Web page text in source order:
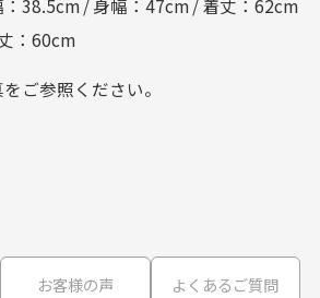
：38.5cm / 身幅：47cm / 着丈：62cm
：60cm
ご参照ください。
お客様の声 よくあるご質問